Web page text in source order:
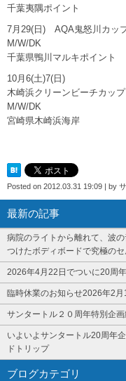
千葉夷隅ポイント
7月29(日) AQA鬼怒川カッ
M/W/DK
千葉県鴨川マルキポイント
10月6(土)7(日)
木崎浜クリーンビーチカップ
M/W/DK
宮崎県木崎浜海岸
Posted on 2012.03.31 19:09 by
最新の記事
病院のライトから離れて、波
つけたボディボードで究極の
2026年4月22日でついに20周
臨時休業のお知らせ2026年2
サンタートル２０周年特別企
いよいよサンタートル20周年
ドトリップ
ブログカテゴリ